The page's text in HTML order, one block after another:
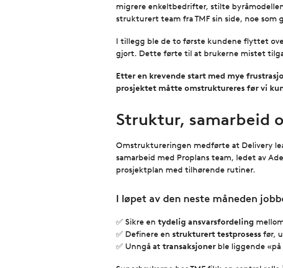
migrere enkeltbedrifter, stilte
strukturert team fra TMF sin side, noe
I tillegg ble de to første kundene flyttet
gjort. Dette førte til at brukerne mistet
Etter en krevende start med mye
prosjektet måtte omstruktureres før vi
Struktur, samarbeid
Omstruktureringen medførte at Delivery
samarbeid med Proplans team, ledet av
prosjektplan med tilhørende rutiner.
I løpet av den neste måneden
✅ Sikre en tydelig ansvarsfordeling
✅ Definere en strukturert testprosess før,
✅ Unngå at transaksjoner ble liggende